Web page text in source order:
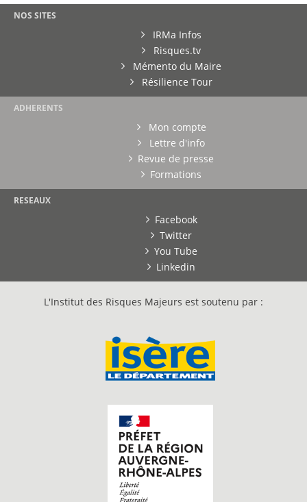
NOS SITES
IRMa Infos
Risques.tv
Mémento du Maire
Résilience Tour
ADHERENTS
Mon compte
Lettre d'info
Revue de presse
Formations
RESEAUX
Facebook
Twitter
You Tube
Linkedin
L'Institut des Risques Majeurs est soutenu par :